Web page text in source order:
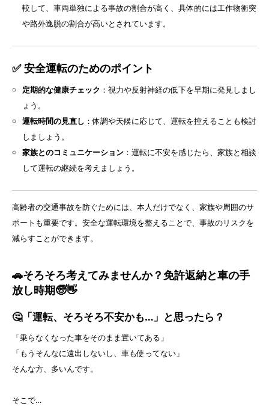
較して、車両単独による事故の割合が高く、具体的には工作物衝突
や路外逸脱の割合が高いとされています。
✅ 安全運転のためのポイント
定期的な健康チェック ：視力や反射神経の低下を早期に発見しまし
ょう。
運転時間の見直し ：体調や天候に応じて、運転を控えることも検討
しましょう。
家族とのコミュニケーション：運転に不安を感じたら、家族と相談
して運転の継続を考えましょう。
高齢者の交通事故を防ぐためには、本人だけでなく、家族や周囲のサ
ポートも重要です。安全な運転環境を整えることで、事故のリスクを
減らすことができます。
🚗そろそろ考えてみませんか？免許返納と車の手
放し時期🧓👋
🤔「運転、そろそろ不安かも…」と思ったら？
「乗らなくなった車をそのまま置いてある」
「もうそんなに遠出しないし、車も使ってない」
そんな方、多いんです。
そこで…